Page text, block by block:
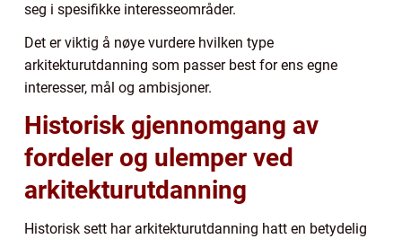
seg i spesifikke interesseområder.
Det er viktig å nøye vurdere hvilken type
arkitekturutdanning som passer best for ens egne
interesser, mål og ambisjoner.
Historisk gjennomgang av
fordeler og ulemper ved
arkitekturutdanning
Historisk sett har arkitekturutdanning hatt en betydelig